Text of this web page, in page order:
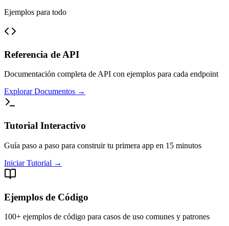
Ejemplos para todo
Referencia de API
Documentación completa de API con ejemplos para cada endpoint
Explorar Documentos →
Tutorial Interactivo
Guía paso a paso para construir tu primera app en 15 minutos
Iniciar Tutorial →
Ejemplos de Código
100+ ejemplos de código para casos de uso comunes y patrones